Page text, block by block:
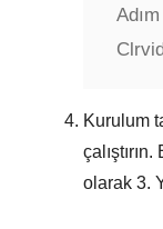
Kurulum
olarak 3.